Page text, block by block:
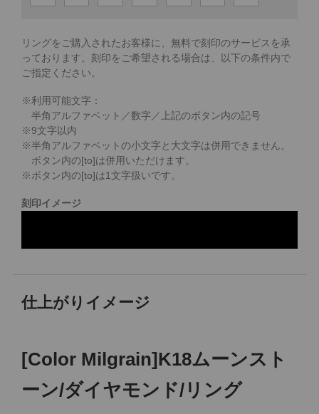
リングをご購入されたお客様に、無料で刻印のサービスを承
っております。 刻印をご希望される場合は、以下の条件内で
ご指定ください。
※利用可能文字：
半角アルファベット／数字／上記のボタン内の記号
※9文字以内
※半角アルファベットの小文字と大文字は併用できません。
ボタン内の[to]は併用いただけます。
※ボタン内の[to]は1文字扱いです。
刻印イメージ
仕上がりイメージ
[Color Milgrain]K18ムーンスト
ーン/ダイヤモンド/リング